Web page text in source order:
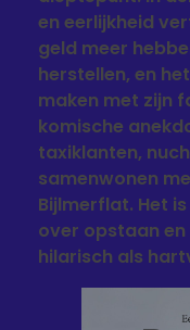
en eerlijkheid
geld meer
herstellen, en
maken met zijn
komische
taxiklanten,
samenwonen
Bijlmerflat. Het
over opstaan
hilarisch als